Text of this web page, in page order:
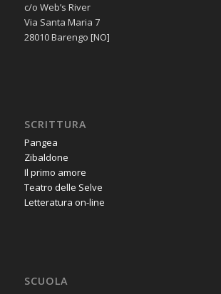
c/o Web’s River
Via Santa Maria 7
28010 Barengo [NO]
SCRITTURA
Pangea
Zibaldone
Il primo amore
Teatro delle Selve
Letteratura on-line
SCUOLA